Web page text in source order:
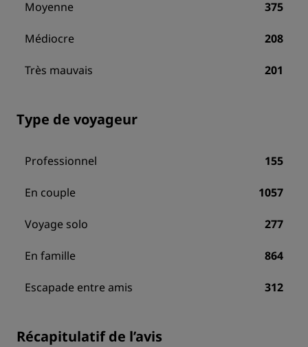
Moyenne 375
Médiocre 208
Très mauvais 201
Type de voyageur
Professionnel 155
En couple 1057
Voyage solo 277
En famille 864
Escapade entre amis 312
Récapitulatif de l’avis